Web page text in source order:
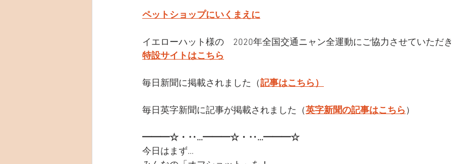
ペットショップにいくまえに
イエローハット様の　2020年全国交通ニャン全運動にご協力させていただ
特設サイトはこちら
毎日新聞に掲載されました（記事はこちら）
毎日英字新聞に記事が掲載されました（英字新聞の記事はこちら ）
━━━☆・‥…━━━☆・‥…━━━☆
今日はまず…